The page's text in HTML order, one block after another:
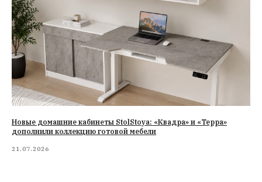
Новые домашние кабинеты StolStoya: «Квадра» и «Терра»
дополнили коллекцию готовой мебели
21.07.2026